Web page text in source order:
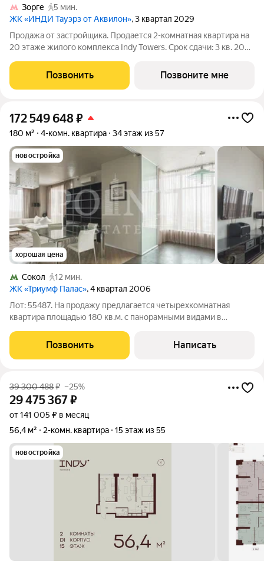
Зорге
5 мин.
ЖК «ИНДИ Тауэрз от Аквилон», 3 квартал 2029
Продажа от застройщика. Продается 2-комнатная квартира на
20 этаже жилого комплекса Indy Towers. Срок сдачи: 3 кв. 2029
районе Москвы, на улице Куусенина, в окружении почти 150
гектаров парков для
Позвонить Позвоните мне
172 549 648₽
180 м² 4-комн. квартира 34 этаж из 57
новостройка
хорошая цена
Сокол
12 мин.
ЖК «Триумф Палас», 4 квартал 2006
Лот: 55487. На продажу предлагается четырехкомнатная
квартира площадью 180 кв.м. с панорамными видами в
планировка: кухня-гостиная, три спальни, гардеробная
комната, два совмещенных санузла. В
Позвонить Написать
39 300 488₽ –25%
29 475 367₽
от 141 005 ₽ в месяц
56,4 м²
2-комн. квартира 15 этаж из 55
новостройка